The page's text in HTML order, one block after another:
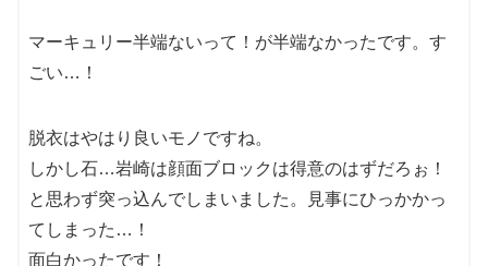
マーキュリー半端ないって！が半端なかったです。す
ごい…！
脱衣はやはり良いモノですね。
しかし石…岩崎は顔面ブロックは得意のはずだろぉ！
と思わず突っ込んでしまいました。見事にひっかかっ
てしまった…！
面白かったです！